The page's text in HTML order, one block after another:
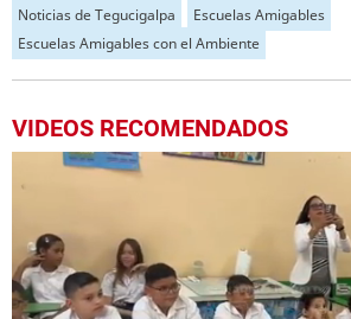
Noticias de Tegucigalpa
Escuelas Amigables
Escuelas Amigables con el Ambiente
VIDEOS RECOMENDADOS